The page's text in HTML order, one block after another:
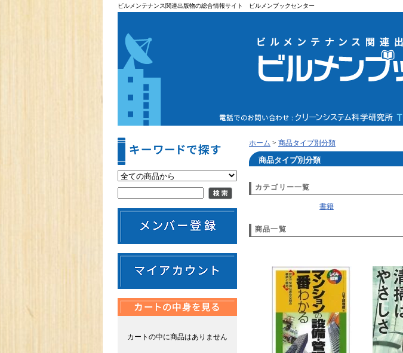
ビルメンテナンス関連出版物の総合情報サイト ビルメンブックセンター
カートの中に商品はありません
ホーム > 商品タイプ別分類
商品タイプ別分類
カテゴリー一覧
書籍
商品一覧